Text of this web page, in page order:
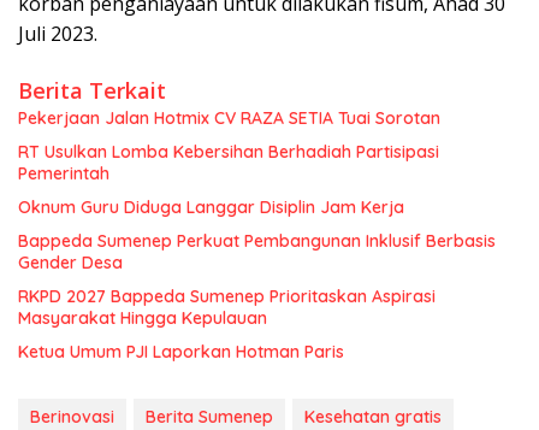
Juli 2023.
Berita Terkait
Pekerjaan Jalan Hotmix CV RAZA SETIA Tuai Sorotan
RT Usulkan Lomba Kebersihan Berhadiah Partisipasi
Pemerintah
Oknum Guru Diduga Langgar Disiplin Jam Kerja
Bappeda Sumenep Perkuat Pembangunan Inklusif Berbasis
Gender Desa
RKPD 2027 Bappeda Sumenep Prioritaskan Aspirasi
Masyarakat Hingga Kepulauan
Ketua Umum PJI Laporkan Hotman Paris
Berinovasi Berita Sumenep
Kesehatan gratis